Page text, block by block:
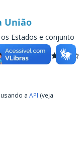
União
Estados e conjunto
a API (veja